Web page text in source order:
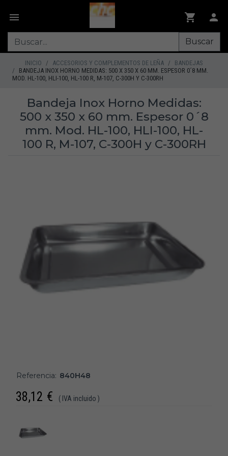
Buscar
INICIO ACCESORIOS Y COMPLEMENTOS DE LEÑA
BANDEJAS
BANDEJA INOX HORNO MEDIDAS: 500 X 350 X 60 MM. ESPESOR 0´8 MM.
MOD. HL-100, HLI-100, HL-100 R, M-107, C-300H Y C-300RH
Bandeja Inox Horno Medidas:
500 x 350 x 60 mm. Espesor 0´8
mm. Mod. HL-100, HLI-100, HL-
100 R, M-107, C-300H y C-300RH
Referencia: 840H48
38,12 € ( IVA incluido )